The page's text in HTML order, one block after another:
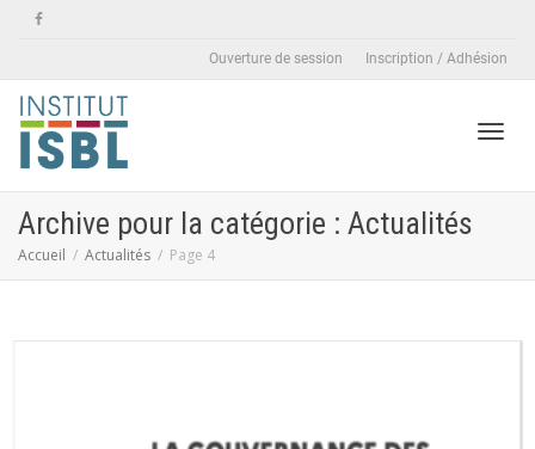
Ouverture de session Inscription / Adhésion
Archive pour la catégorie : Actualités
Accueil Actualités Page 4